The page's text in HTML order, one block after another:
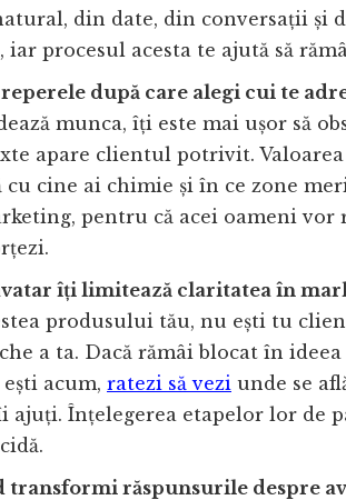
din date, din conversații și
iar procesul acesta te ajută să
după care alegi cui te
munca, îți este mai ușor să
apare clientul potrivit.
cine ai chimie și în ce zone
pentru că acei oameni vor
îți limitează claritatea în
produsului tău, nu ești tu
a ta. Dacă rămâi blocat în
acum, ratezi să vezi unde se
ajuți. Înțelegerea etapelor lor de
transformi răspunsurile despre